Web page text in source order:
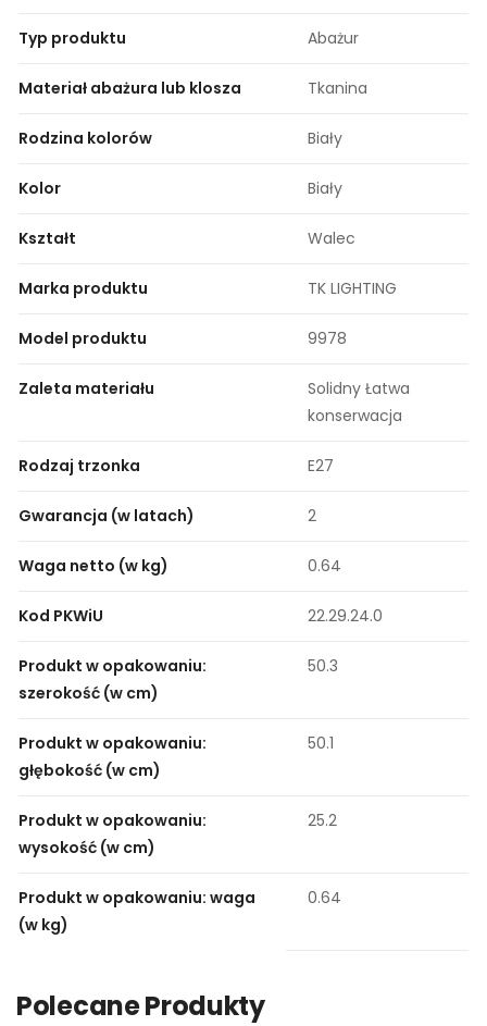
Typ produktu Abażur
Materiał abażura lub klosza Tkanina
Rodzina kolorów Biały
Kolor Biały
Kształt Walec
Marka produktu TK LIGHTING
Model produktu 9978
Zaleta materiału
Solidny Łatwa
konserwacja
Rodzaj trzonka E27
Gwarancja (w latach) 2
Waga netto (w kg) 0.64
Kod PKWiU 22.29.24.0
Produkt w opakowaniu:
szerokość (w cm)
50.3
Produkt w opakowaniu:
głębokość (w cm)
50.1
Produkt w opakowaniu:
wysokość (w cm)
25.2
Produkt w opakowaniu: waga
(w kg)
0.64
Polecane Produkty